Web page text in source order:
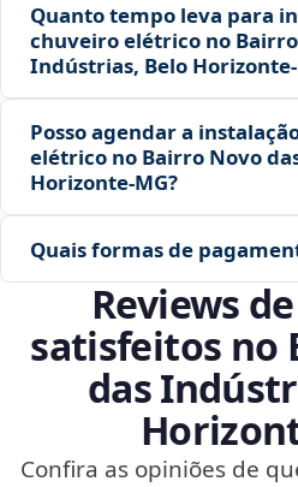
Quanto tempo leva para
chuveiro elétrico no
Indústrias, Belo
Posso agendar a
elétrico no Bairro Novo
Horizonte‑MG?
Quais formas de
Reviews
satisfeitos no
das
Confira as opiniões de